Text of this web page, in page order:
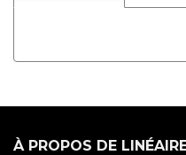
À PROPOS DE